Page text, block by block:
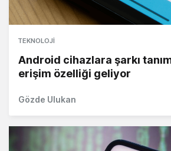
TEKNOLOJI
Android cihazlara şarkı
erişim özelliği geliyor
Gözde Ulukan